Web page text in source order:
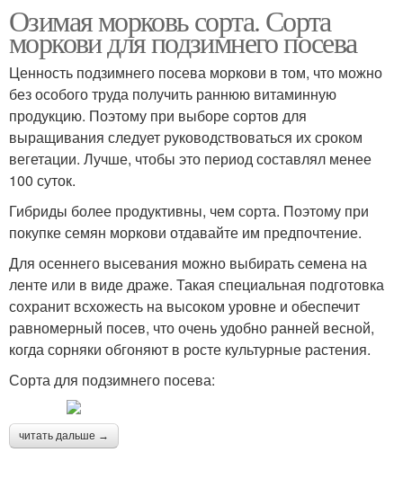
Озимая морковь сорта. Сорта
моркови для подзимнего посева
Ценность подзимнего посева моркови в том, что можно
без особого труда получить раннюю витаминную
продукцию. Поэтому при выборе сортов для
выращивания следует руководствоваться их сроком
вегетации. Лучше, чтобы это период составлял менее
100 суток.
Гибриды более продуктивны, чем сорта. Поэтому при
покупке семян моркови отдавайте им предпочтение.
Для осеннего высевания можно выбирать семена на
ленте или в виде драже. Такая специальная подготовка
сохранит всхожесть на высоком уровне и обеспечит
равномерный посев, что очень удобно ранней весной,
когда сорняки обгоняют в росте культурные растения.
Сорта для подзимнего посева:
читать дальше →